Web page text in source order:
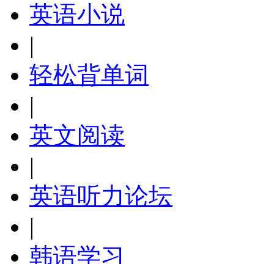
英语小说
|
轻松背单词
|
英文阅读
|
英语听力论坛
|
韩语学习